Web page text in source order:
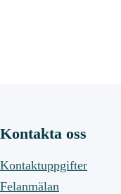
Kontakta oss
Kontaktuppgifter
Felanmälan